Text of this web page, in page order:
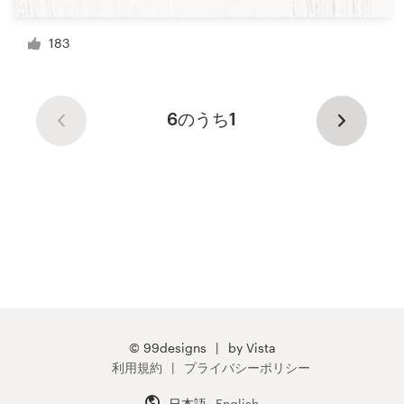
183
6のうち1
© 99designs
by Vista
利用規約
プライバシーポリシー